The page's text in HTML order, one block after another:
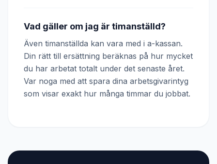
Vad gäller om jag är timanställd?
Även timanställda kan vara med i a-kassan.
Din rätt till ersättning beräknas på hur mycket
du har arbetat totalt under det senaste året.
Var noga med att spara dina arbetsgivarintyg
som visar exakt hur många timmar du jobbat.